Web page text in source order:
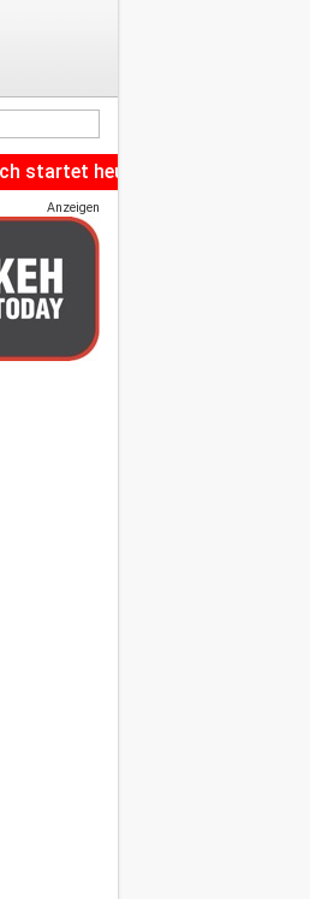
das Volksfest: Das komplette
Anzeigen